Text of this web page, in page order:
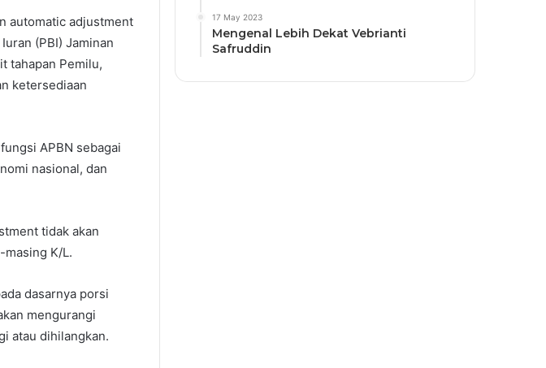
automatic adjustment
(PBI) Jaminan
tahapan Pemilu,
ketersediaan
APBN sebagai
nasional, dan
tidak akan
K/L.
dasarnya porsi
mengurangi
atau dihilangkan.
17 May 2023
Mengenal Lebih Dekat Vebrianti
Safruddin